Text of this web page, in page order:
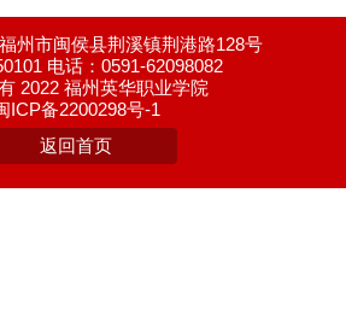
州市闽侯县荆溪镇荆港路128号
电话：0591-62098082
2022 福州英华职业学院
ICP备2200298号-1
返回首页